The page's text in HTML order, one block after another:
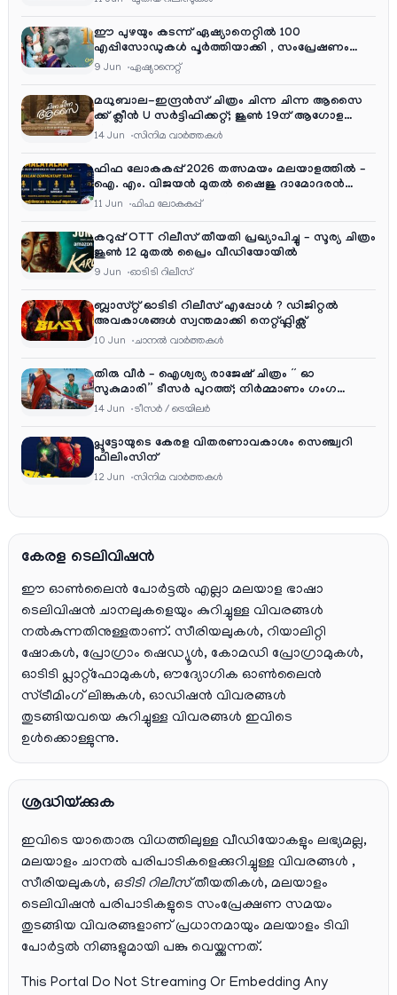
ഈ പുഴയും കടന്ന് ഏഷ്യാനെറ്റിൽ 100
എപ്പിസോഡുകൾ പൂർത്തിയാക്കി , സംപ്രേഷണം
തിങ്കൾ മുതൽ വെള്ളി വരെ രാത്രി 9:30 ന്
9 Jun ഏഷ്യാനെറ്റ്‌
മധുബാല-ഇന്ദ്രൻസ് ചിത്രം ചിന്ന ചിന്ന ആസൈ
ക്ക് ക്ലീൻ U സർട്ടിഫിക്കറ്റ്; ജൂൺ 19ന് ആഗോള
റിലീസ്
14 Jun സിനിമ വാര്‍ത്തകള്‍
ഫിഫ ലോകകപ്പ് 2026 തത്സമയം മലയാളത്തിൽ –
ഐ. എം. വിജയൻ മുതൽ ഷൈജു ദാമോദരൻ
വരെ കമന്ററി സംഘത്തിൽ
11 Jun ഫിഫ ലോകകപ്പ്
കറുപ്പ് OTT റിലീസ് തീയതി പ്രഖ്യാപിച്ചു – സൂര്യ ചിത്രം
ജൂൺ 12 മുതൽ പ്രൈം വീഡിയോയിൽ
9 Jun ഓടിടി റിലീസ്
ബ്ലാസ്റ്റ് ഓടിടി റിലീസ് എപ്പോൾ ? ഡിജിറ്റൽ
അവകാശങ്ങൾ സ്വന്തമാക്കി നെറ്റ്ഫ്ലിക്സ്
10 Jun ചാനല്‍ വാര്‍ത്തകള്‍
തിരു വീർ – ഐശ്വര്യ രാജേഷ് ചിത്രം ” ഓ
സുകുമാരി” ടീസർ പുറത്ത്; നിർമ്മാണം ഗംഗ
എന്റർടൈൻമെന്റ്‌സ്
14 Jun ടീസര്‍ / ട്രെയിലര്‍
പ്ലൂട്ടോയുടെ കേരള വിതരണാവകാശം സെഞ്ച്വറി
ഫിലിംസിന്
12 Jun സിനിമ വാര്‍ത്തകള്‍
കേരള ടെലിവിഷൻ
ഈ ഓൺലൈൻ പോർട്ടൽ എല്ലാ മലയാള ഭാഷാ
ടെലിവിഷൻ ചാനലുകളെയും കുറിച്ചുള്ള വിവരങ്ങൾ
നൽകുന്നതിനുള്ളതാണ്. സീരിയലുകൾ, റിയാലിറ്റി
ഷോകൾ, പ്രോഗ്രാം ഷെഡ്യൂൾ, കോമഡി പ്രോഗ്രാമുകൾ,
ഓടിടി പ്ലാറ്റ്‌ഫോമുകൾ, ഔദ്യോഗിക ഓൺലൈൻ
സ്ട്രീമിംഗ് ലിങ്കുകൾ, ഓഡിഷൻ വിവരങ്ങൾ
തുടങ്ങിയവയെ കുറിച്ചുള്ള വിവരങ്ങൾ ഇവിടെ
ഉൾക്കൊള്ളുന്നു.
ശ്രദ്ധിയ്ക്കുക
ഇവിടെ യാതൊരു വിധത്തിലുള്ള വീഡിയോകളും ലഭ്യമല്ല,
മലയാളം ചാനല്‍ പരിപാടികളെക്കുറിച്ചുള്ള വിവരങ്ങള്‍ ,
സീരിയലുകള്‍, ഒടിടി റിലീസ്തീയതികള്‍, മലയാളം
ടെലിവിഷന്‍ പരിപാടികളുടെ സംപ്രേക്ഷണ സമയം
തുടങ്ങിയ വിവരങ്ങളാണ് പ്രധാനമായും മലയാളം ടിവി
പോര്‍ട്ടല്‍ നിങ്ങളുമായി പങ്കു വെയ്ക്കുന്നത്.
This Portal Do Not Streaming Or Embedding Any